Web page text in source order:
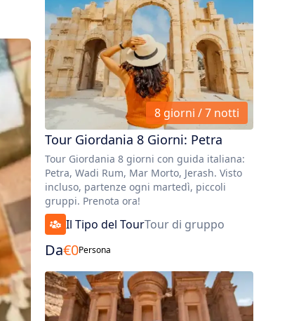
8 giorni / 7 notti
Tour Giordania 8 Giorni: Petra
Tour Giordania 8 giorni con guida italiana:
Petra, Wadi Rum, Mar Morto, Jerash. Visto
incluso, partenze ogni martedì, piccoli
gruppi. Prenota ora!
Il Tipo del TourTour di gruppo
Da€0Persona